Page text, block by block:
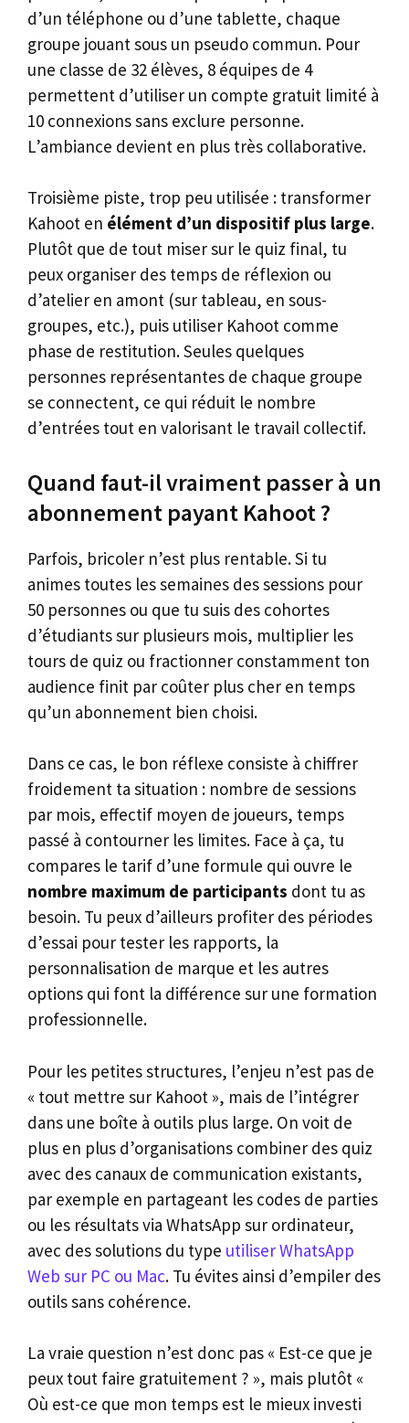
d’un téléphone ou d’une tablette, chaque
groupe jouant sous un pseudo commun. Pour
une classe de 32 élèves, 8 équipes de 4
permettent d’utiliser un compte gratuit limité à
10 connexions sans exclure personne.
L’ambiance devient en plus très collaborative.
Troisième piste, trop peu utilisée : transformer
Kahoot en élément d’un dispositif plus large.
Plutôt que de tout miser sur le quiz final, tu
peux organiser des temps de réflexion ou
d’atelier en amont (sur tableau, en sous-
groupes, etc.), puis utiliser Kahoot comme
phase de restitution. Seules quelques
personnes représentantes de chaque groupe
se connectent, ce qui réduit le nombre
d’entrées tout en valorisant le travail collectif.
Quand faut-il vraiment passer à un
abonnement payant Kahoot ?
Parfois, bricoler n’est plus rentable. Si tu
animes toutes les semaines des sessions pour
50 personnes ou que tu suis des cohortes
d’étudiants sur plusieurs mois, multiplier les
tours de quiz ou fractionner constamment ton
audience finit par coûter plus cher en temps
qu’un abonnement bien choisi.
Dans ce cas, le bon réflexe consiste à chiffrer
froidement ta situation : nombre de sessions
par mois, effectif moyen de joueurs, temps
passé à contourner les limites. Face à ça, tu
compares le tarif d’une formule qui ouvre le
nombre maximum de participants dont tu as
besoin. Tu peux d’ailleurs profiter des périodes
d’essai pour tester les rapports, la
personnalisation de marque et les autres
options qui font la différence sur une formation
professionnelle.
Pour les petites structures, l’enjeu n’est pas de
« tout mettre sur Kahoot », mais de l’intégrer
dans une boîte à outils plus large. On voit de
plus en plus d’organisations combiner des quiz
avec des canaux de communication existants,
par exemple en partageant les codes de parties
ou les résultats via WhatsApp sur ordinateur,
avec des solutions du type utiliser WhatsApp
Web sur PC ou Mac. Tu évites ainsi d’empiler des
outils sans cohérence.
La vraie question n’est donc pas « Est-ce que je
peux tout faire gratuitement ? », mais plutôt «
Où est-ce que mon temps est le mieux investi